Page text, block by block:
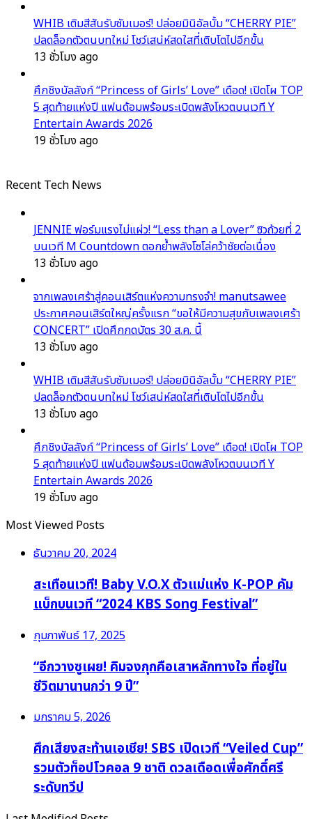
WHIB เติมสีสันรับซัมเมอร์! ปล่อยมินิอัลบั้ม “CHERRY PIE”
ปลดล็อกตัวตนบทใหม่ โชว์เสน่ห์สดใสที่เติบโตไปอีกขั้น
13 ชั่วโมง ago
ศึกชิงบัลลังก์ “Princess of Girls’ Love” เดือด! เปิดโผ TOP
5 สุดท้ายแห่งปี แฟนด้อมพร้อมระเบิดพลังโหวตบนเวที Y
Entertain Awards 2026
19 ชั่วโมง ago
Recent Tech News
JENNIE ฟอร์มแรงไม่แผ่ว! “Less than a Lover” ซิวถ้วยที่ 2
บนเวที M Countdown ตอกย้ำพลังโซโล่คว้าชัยต่อเนื่อง
13 ชั่วโมง ago
จากเพลงเศร้าสู่คอนเสิร์ตแห่งความทรงจำ! manutsawee
ประกาศคอนเสิร์ตใหญ่ครั้งแรก “ขอให้มีความสุขกับเพลงเศร้า
CONCERT” เปิดศึกกดบัตร 30 ส.ค. นี้
13 ชั่วโมง ago
WHIB เติมสีสันรับซัมเมอร์! ปล่อยมินิอัลบั้ม “CHERRY PIE”
ปลดล็อกตัวตนบทใหม่ โชว์เสน่ห์สดใสที่เติบโตไปอีกขั้น
13 ชั่วโมง ago
ศึกชิงบัลลังก์ “Princess of Girls’ Love” เดือด! เปิดโผ TOP
5 สุดท้ายแห่งปี แฟนด้อมพร้อมระเบิดพลังโหวตบนเวที Y
Entertain Awards 2026
19 ชั่วโมง ago
Most Viewed Posts
ธันวาคม 20, 2024
สะเทือนเวที! Baby V.O.X ตัวแม่แห่ง K-POP คัม
แบ็กบนเวที “2024 KBS Song Festival”
กุมภาพันธ์ 17, 2025
“อีกวางซูเผย! คิมจงกุกคือเสาหลักทางใจ ที่อยู่ใน
ชีวิตมานานกว่า 9 ปี”
มกราคม 5, 2026
ศึกเสียงสะท้านเอเชีย! SBS เปิดเวที “Veiled Cup”
รวมตัวท็อปโวคอล 9 ชาติ ดวลเดือดเพื่อศักดิ์ศรี
ระดับทวีป